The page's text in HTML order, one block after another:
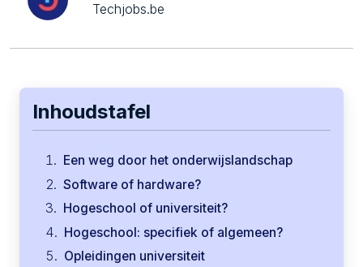
Techjobs.be
Inhoudstafel
Een weg door het onderwijslandschap
Software of hardware?
Hogeschool of universiteit?
Hogeschool: specifiek of algemeen?
Opleidingen universiteit